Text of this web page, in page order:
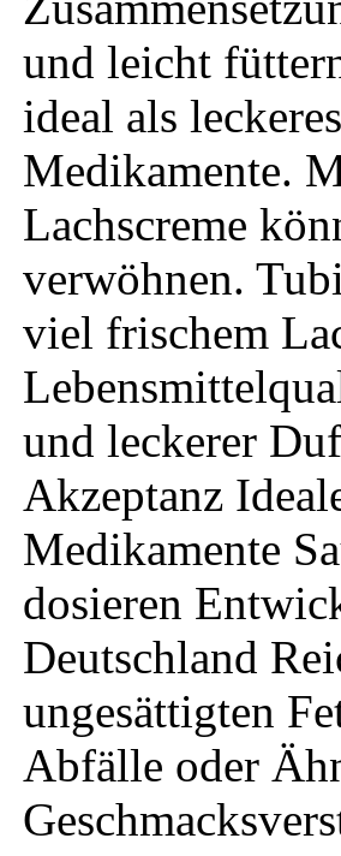
und leicht
ideal als
Medikamente.
Lachscreme
verwöhnen.
viel frischem
und leckerer
Akzeptanz
Medikamente
dosieren
Deutschland
ungesättigten
Abfälle oder